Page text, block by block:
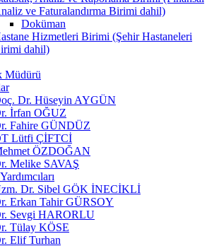
ve Faturalandırma Birimi dahil)
Doküman
Hizmetleri Birimi (Şehir Hastaneleri
dahil)
Müdürü
Dr. Hüseyin AYGÜN
İrfan OĞUZ
Fahire GÜNDÜZ
Lütfi ÇİFTCİ
ÖZDOĞAN
Melike SAVAŞ
Dr. Sibel GÖK İNECİKLİ
Erkan Tahir GÜRSOY
Sevgi HARORLU
Tülay KÖSE
Elif Turhan